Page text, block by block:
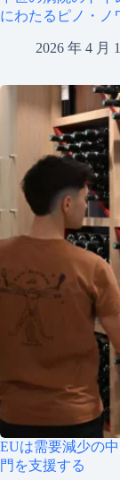
にわたるピノ・ノ
2026 年 4 月
EUは需要減少の
門を支援する